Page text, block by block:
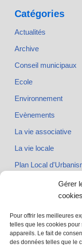
Gérer
cookies
Pour offrir les meilleures
telles que les cookies
appareils. Le fait de
des données telles que le
Catégories
Actualités
Archive
Conseil municipaux
Ecole
Environnement
Evènements
La vie associative
La vie locale
Plan Local